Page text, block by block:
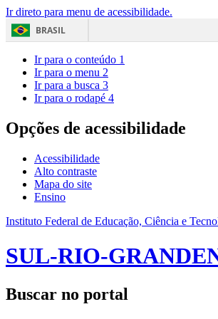
Ir direto para menu de acessibilidade.
BRASIL
Acesso à
Ir para o conteúdo 1
Ir para o menu 2
Ir para a busca 3
Ir para o rodapé 4
Opções de acessibilidade
Acessibilidade
Alto contraste
Mapa do site
Ensino
Instituto Federal de Educação, Ciência e
SUL-RIO-
Buscar no portal